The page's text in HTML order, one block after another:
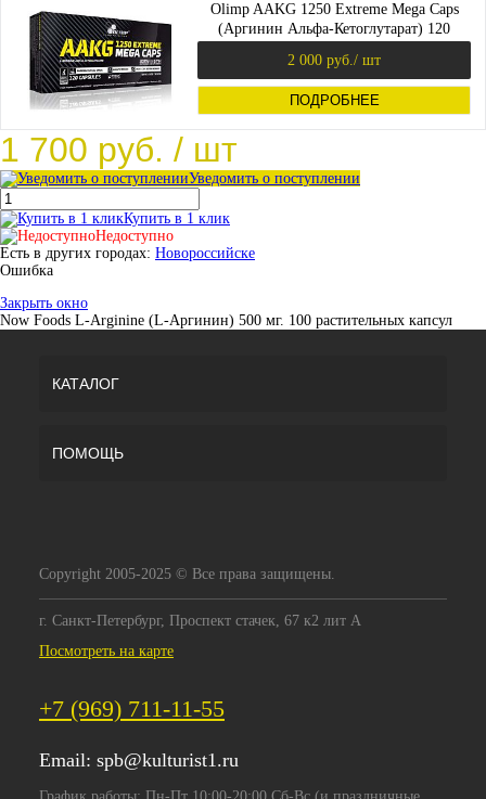
Olimp AAKG 1250 Extreme Mega Caps
(Аргинин Альфа-Кетоглутарат) 120
2 000 руб. / шт
ПОДРОБНЕЕ
1 700 руб. / шт
Уведомить о поступлении
Купить в 1 клик
Недоступно
Есть в других городах: Новороссийске
Ошибка
Закрыть окно
Now Foods L-Arginine (L-Аргинин) 500 мг. 100 растительных капсул
КАТАЛОГ
ПОМОЩЬ
Copyright 2005-2025 © Все права защищены.
г. Санкт-Петербург, Проспект стачек, 67 к2 лит А
Посмотреть на карте
+7 (969) 711-11-55
Email: spb@kulturist1.ru